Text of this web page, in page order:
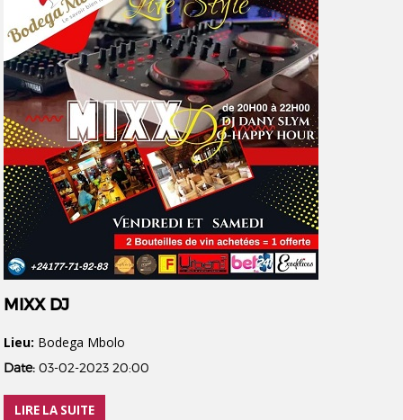
MIXX DJ
Lieu: Bodega Mbolo
Date: 03-02-2023 20:00
LIRE LA SUITE